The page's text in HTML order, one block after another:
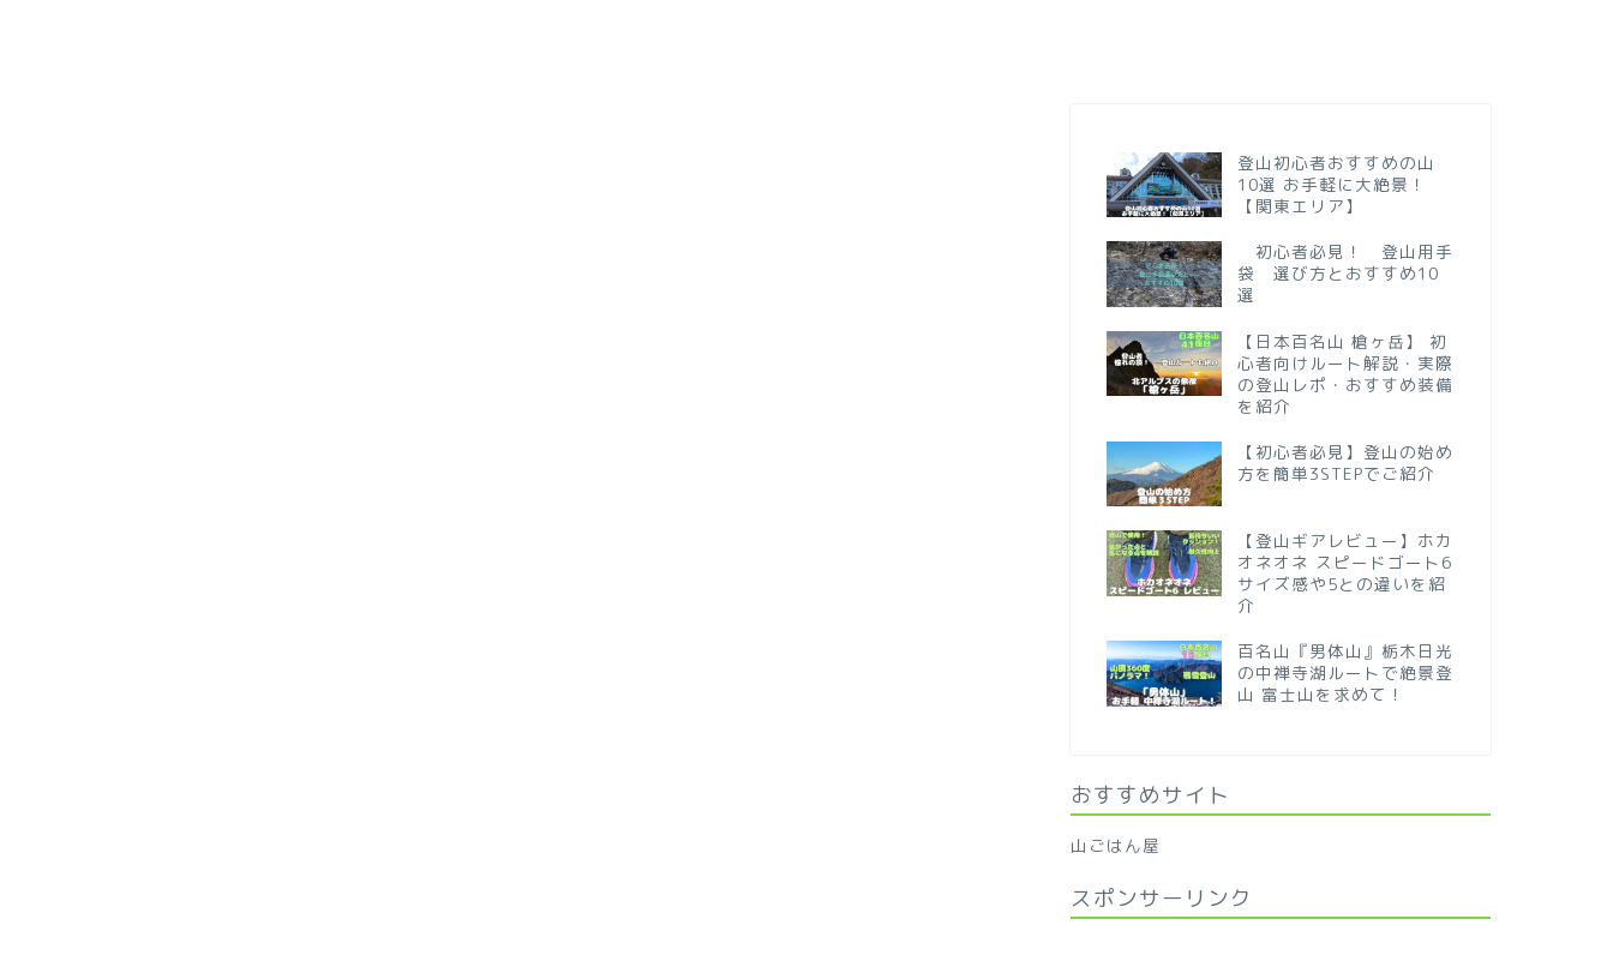
登山初心者おすすめの山
10選 お手軽に大絶景！
【関東エリア】
初心者必見！ 登山用手
袋 選び方とおすすめ10
選
【日本百名山 槍ヶ岳】 初
心者向けルート解説・実際
の登山レポ・おすすめ装備
を紹介
【初心者必見】登山の始め
方を簡単3STEPでご紹介
【登山ギアレビュー】ホカ
オネオネ スピードゴート6
サイズ感や5との違いを紹
介
百名山『男体山』栃木日光
の中禅寺湖ルートで絶景登
山 富士山を求めて！
おすすめサイト
山ごはん屋
スポンサーリンク